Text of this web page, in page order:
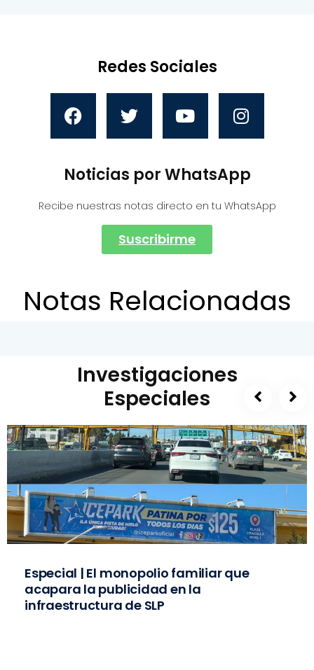
Redes Sociales
Noticias por WhatsApp
Recibe nuestras notas directo en tu WhatsApp
Suscribirme
Notas Relacionadas
Investigaciones
Especiales
Especial | El monopolio familiar que
acapara la publicidad en la
infraestructura de SLP